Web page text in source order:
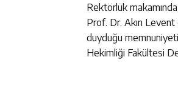
Rektörlük
Prof. Dr. Akın Levent
duyduğu
Hekimliği Fakültesi